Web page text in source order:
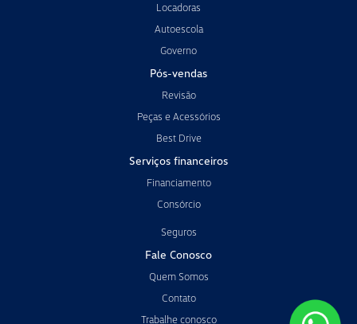
Locadoras
Autoescola
Governo
Pós-vendas
Revisão
Peças e Acessórios
Best Drive
Serviços financeiros
Financiamento
Consórcio
Seguros
Fale Conosco
Quem Somos
Contato
Trabalhe conosco